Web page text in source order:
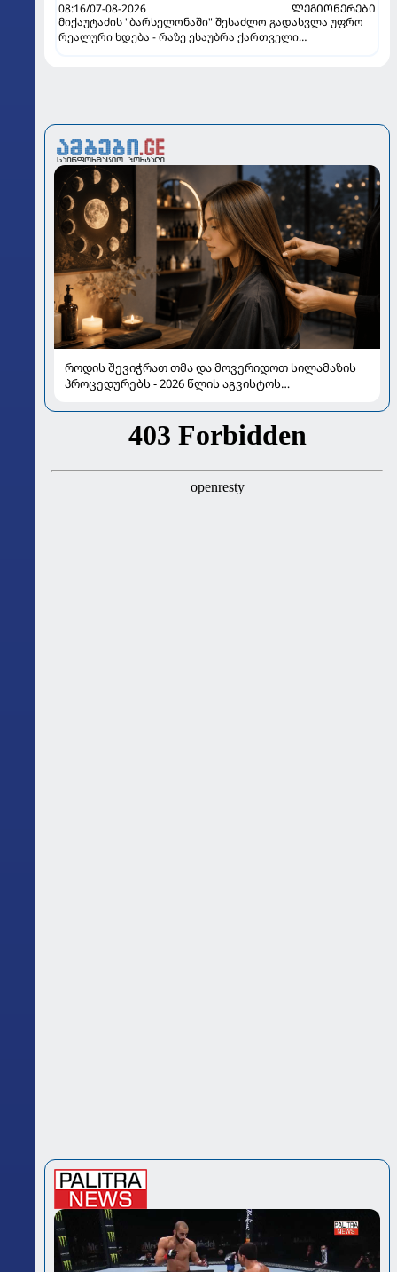
08:16/07-08-2026
ᲚᲔᲒᲘᲝᲜᲔᲠᲔᲑᲘ
მიქაუტაძის "ბარსელონაში" შესაძლო გადასვლა უფრო
რეალური ხდება - რაზე ესაუბრა ქართველი
როდის შევიჭრათ თმა და მოვერიდოთ სილამაზის
პროცედურებს - 2026 წლის აგვისტოს